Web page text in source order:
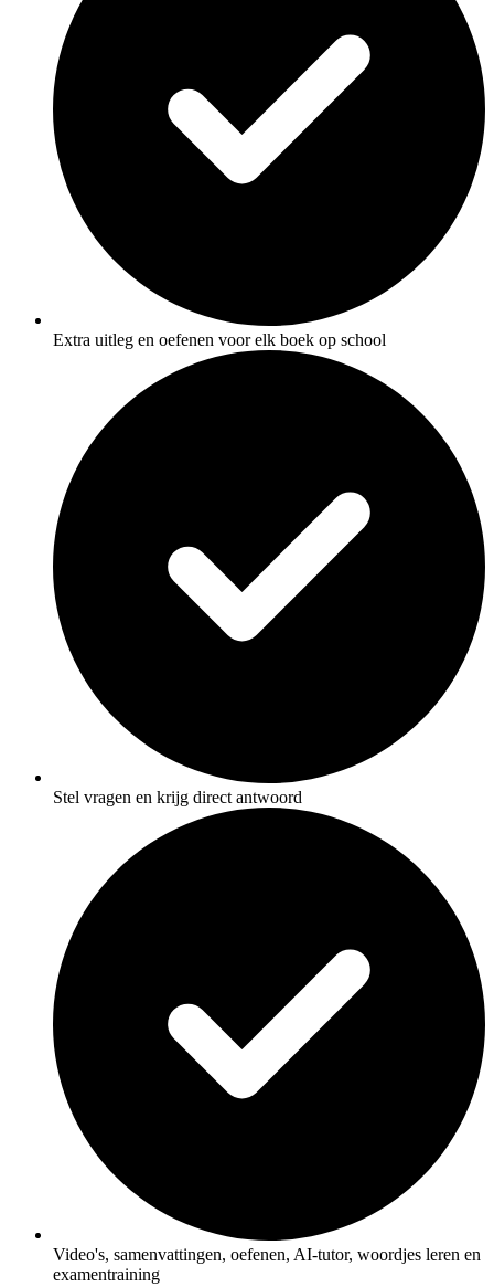
Extra uitleg en oefenen voor elk boek op school
Stel vragen en krijg direct antwoord
Video's, samenvattingen, oefenen, AI-tutor, woordjes leren en
examentraining